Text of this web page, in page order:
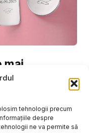
tehnologii precum
despre
ne va permite să
mai
verii într-
care o
anotimpul în care